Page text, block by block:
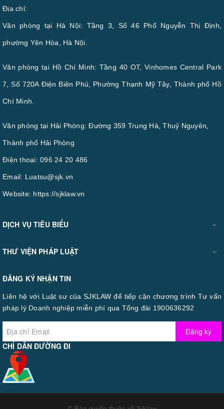
Địa chỉ:
Văn phòng tại Hà Nội: Tầng 3, Số 46 Phố Nguyễn Thị Định,
phường Yên Hòa, Hà Nội.
Văn phòng tại Hồ Chí Minh: Tầng 40 OT, Vinhomes Central Park
7, Số 720A Điện Biên Phủ, Phường Thạnh Mỹ Tây, Thành phố Hồ
Chí Minh.
Văn phòng tại Hải Phòng: Đường 359 Trung Hà, Thuỷ Nguyên,
Thành phố Hải Phòng
Điện thoại: 096 24 20 486
Email: Luatsu@sjk.vn
Website: https://sjklaw.vn
DỊCH VỤ TIÊU BIỂU
THƯ VIỆN PHÁP LUẬT
ĐĂNG KÝ NHẬN TIN
Liên hệ với Luật sư của SJKLAW để tiếp cận chương trình Tư vấn
pháp lý Doanh nghiệp miễn phí qua Tổng đài 1900636292
Đăng ký
CHỈ DẪN ĐƯỜNG ĐI